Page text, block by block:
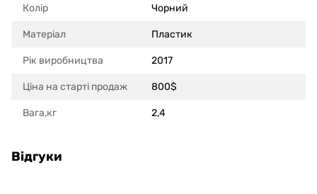
Колір Чорний
Матеріал Пластик
Рік виробництва 2017
Ціна на старті продаж 800$
Вага,кг 2,4
Відгуки